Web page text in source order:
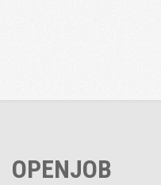
OPENJOB